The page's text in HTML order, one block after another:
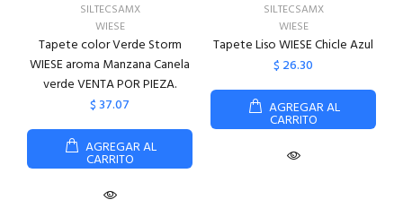
SILTECSAMX
WIESE
Tapete color Verde Storm
WIESE aroma Manzana Canela
verde VENTA POR PIEZA.
$ 37.07
AGREGAR AL
CARRITO
SILTECSAMX
WIESE
Tapete Liso WIESE Chicle Azul
$ 26.30
AGREGAR AL
CARRITO